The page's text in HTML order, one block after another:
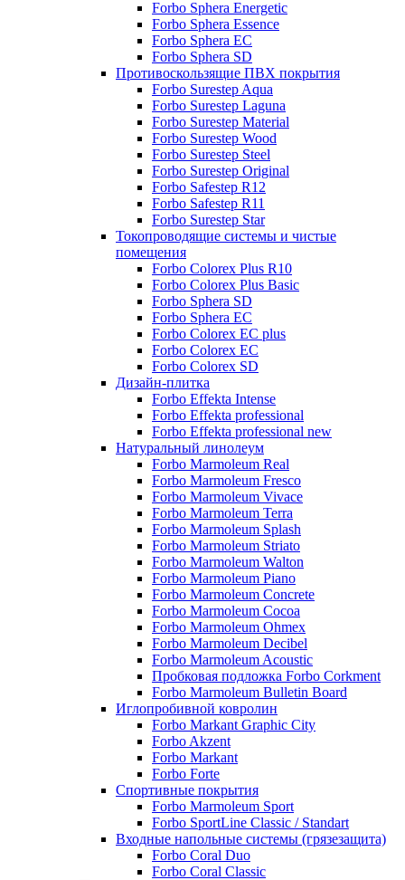
Forbo Sphera Energetic
Forbo Sphera Essence
Forbo Sphera EC
Forbo Sphera SD
Противоскользящие ПВХ покрытия
Forbo Surestep Aqua
Forbo Surestep Laguna
Forbo Surestep Material
Forbo Surestep Wood
Forbo Surestep Steel
Forbo Surestep Original
Forbo Safestep R12
Forbo Safestep R11
Forbo Surestep Star
Токопроводящие системы и чистые
помещения
Forbo Colorex Plus R10
Forbo Colorex Plus Basic
Forbo Sphera SD
Forbo Sphera EC
Forbo Colorex EC plus
Forbo Colorex EC
Forbo Colorex SD
Дизайн-плитка
Forbo Effekta Intense
Forbo Effekta professional
Forbo Effekta professional new
Натуральный линолеум
Forbo Marmoleum Real
Forbo Marmoleum Fresco
Forbo Marmoleum Vivace
Forbo Marmoleum Terra
Forbo Marmoleum Splash
Forbo Marmoleum Striato
Forbo Marmoleum Walton
Forbo Marmoleum Piano
Forbo Marmoleum Concrete
Forbo Marmoleum Cocoa
Forbo Marmoleum Ohmex
Forbo Marmoleum Decibel
Forbo Marmoleum Acoustic
Пробковая подложка Forbo Corkment
Forbo Marmoleum Bulletin Board
Иглопробивной ковролин
Forbo Markant Graphic City
Forbo Akzent
Forbo Markant
Forbo Forte
Спортивные покрытия
Forbo Marmoleum Sport
Forbo SportLine Classic / Standart
Входные напольные системы (грязезащита)
Forbo Coral Duo
Forbo Coral Classic